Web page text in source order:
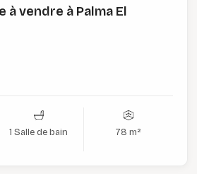
vendre à Palma El
1 Salle de bain 78 m²